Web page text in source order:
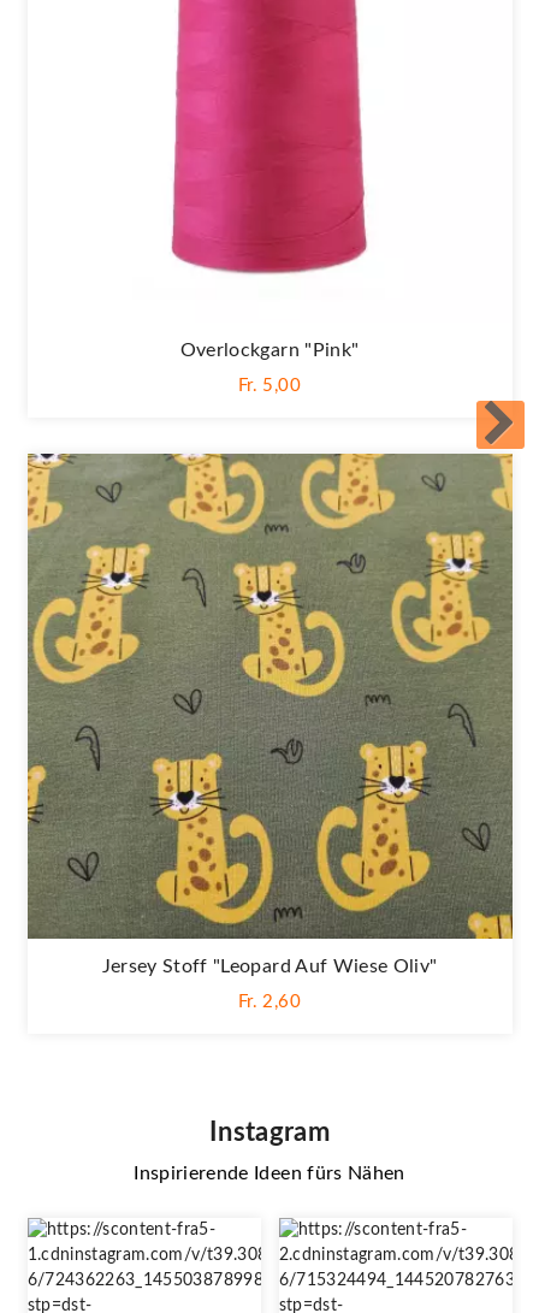
Overlockgarn "pink"
Fr. 5,00
Jersey Stoff "Leopard Auf Wiese Oliv"
Fr. 2,60
Instagram
Inspirierende Ideen fürs Nähen